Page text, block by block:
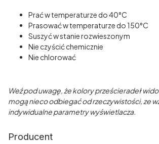
Prać w temperaturze do 40°C
Prasować w temperaturze do 150°C
Suszyć w stanie rozwieszonym
Nie czyścić chemicznie
Nie chlorować
Weź pod uwagę, że kolory prześcieradeł
mogą nieco odbiegać od rzeczywistości, ze
indywidualne parametry wyświetlacza.
Producent